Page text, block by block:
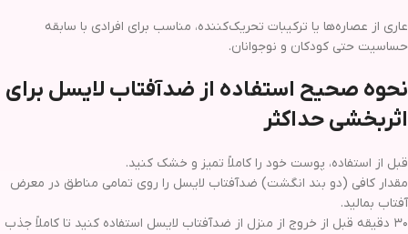
عاری از عصاره‌ها یا ترکیبات تحریک‌کننده، مناسب برای افرادی با سابقه
حساسیت حتی کودکان و نوجوانان.
نحوه صحیح استفاده از ضدآفتاب لایسل برای
اثربخشی حداکثر
قبل از استفاده، پوست خود را کاملاً تمیز و خشک کنید.
مقدار کافی (دو بند انگشت) ضدآفتاب لایسل را روی تمامی مناطق در معرض
آفتاب بمالید.
۳۰ دقیقه قبل از خروج از منزل از ضدآفتاب لایسل استفاده کنید تا کاملاً جذب